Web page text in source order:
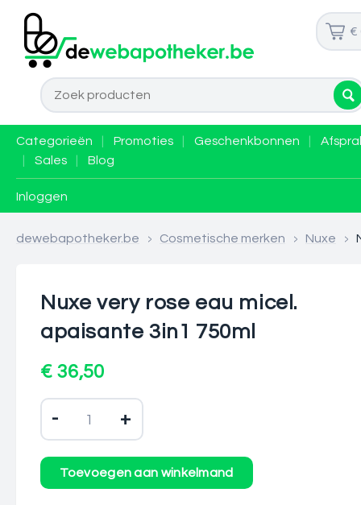
€
Categorieën Promoties Geschenkbonnen
Sales Blog
Inloggen
dewebapotheker.be > Cosmetische merken > Nuxe >
Nuxe very rose eau micel.
apaisante 3in1 750ml
€ 36,50
- +